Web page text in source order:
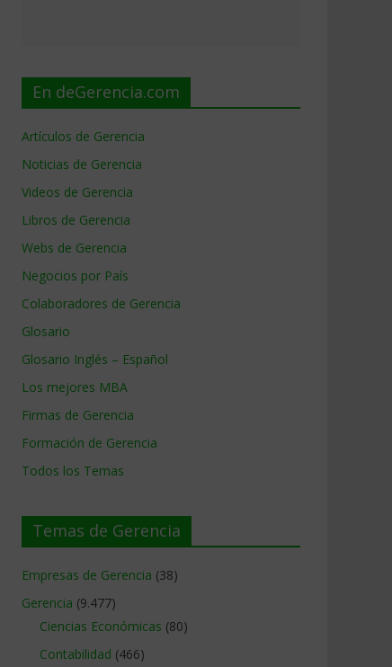
En deGerencia.com
Artículos de Gerencia
Noticias de Gerencia
Videos de Gerencia
Libros de Gerencia
Webs de Gerencia
Negocios por País
Colaboradores de Gerencia
Glosario
Glosario Inglés – Español
Los mejores MBA
Firmas de Gerencia
Formación de Gerencia
Todos los Temas
Temas de Gerencia
Empresas de Gerencia (38)
Gerencia (9.477)
Ciencias Económicas (80)
Contabilidad (466)